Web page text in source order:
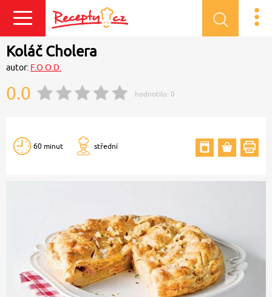
Přihlásit se
Koláč Cholera
autor: F.O.O.D.
0.0 hodnotilo: 0
60 minut střední